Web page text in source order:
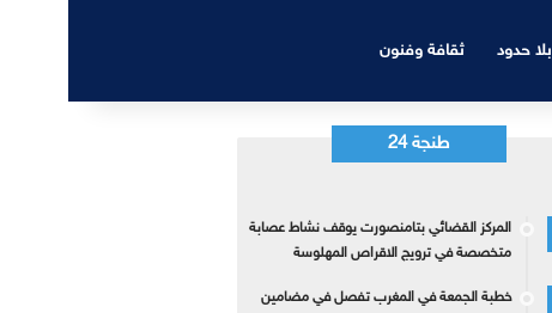
بلا حدود ثقافة وفنون
طنجة 24
المركز القضائي بتامنصورت يوقف نشاط عصابة
متخصصة في ترويج الاقراص المهلوسة
خطبة الجمعة في المغرب تفصل في مضامين